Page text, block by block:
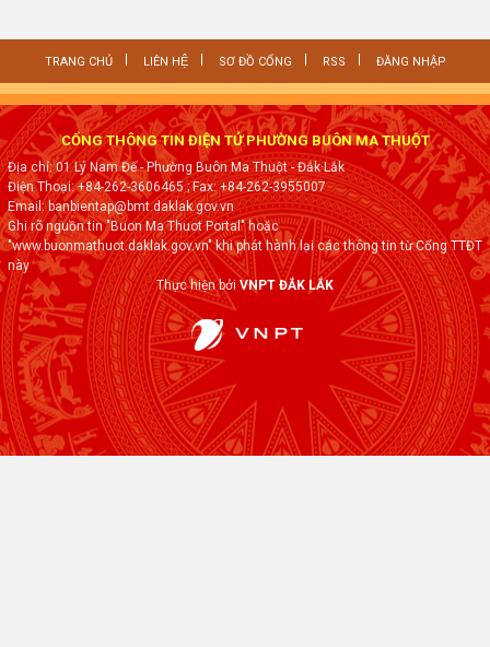
TRANG CHỦ LIÊN HỆ SƠ ĐỒ CỔNG RSS ĐĂNG NHẬP
CỔNG THÔNG TIN ĐIỆN TỬ PHƯỜNG BUÔN MA THUỘT
Địa chỉ: 01 Lý Nam Đế - Phường Buôn Ma Thuột - Đắk·Lắk
Điện Thoại: +84-262-3606465; Fax:+84-262-3955007
Email: banbientap@bmt.daklak.gov.vn
Ghi rõ nguồn tin "Buon Ma Thuot Portal" hoặc
"www.buonmathuot.daklak.gov.vn" khi phát hành lại các thông tin từ Cổng TTĐT
này
Thực hiện bởi VNPT ĐẮK LẮK